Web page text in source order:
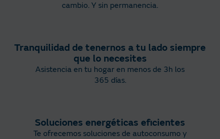
cambio​. Y sin permanencia.
Tranquilidad de tenernos a tu lado siempre
que lo necesites​
Asistencia en tu hogar en menos de 3h los
365 días.
Soluciones energéticas eficientes
Te ofrecemos soluciones de autoconsumo y